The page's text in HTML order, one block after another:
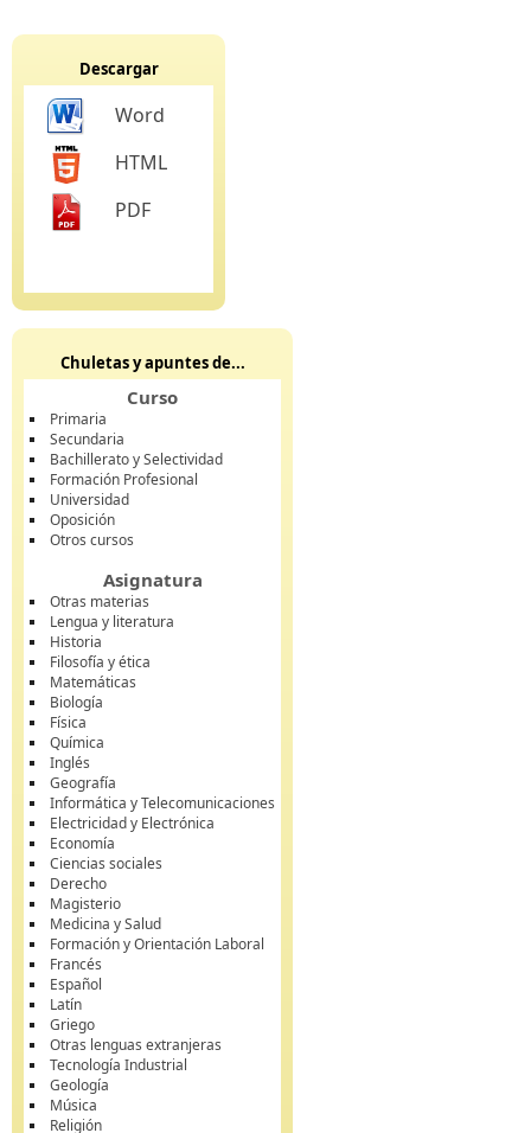
Descargar
Word
HTML
PDF
Chuletas y apuntes de...
Curso
Primaria
Secundaria
Bachillerato y Selectividad
Formación Profesional
Universidad
Oposición
Otros cursos
Asignatura
Otras materias
Lengua y literatura
Historia
Filosofía y ética
Matemáticas
Biología
Física
Química
Inglés
Geografía
Informática y Telecomunicaciones
Electricidad y Electrónica
Economía
Ciencias sociales
Derecho
Magisterio
Medicina y Salud
Formación y Orientación Laboral
Francés
Español
Latín
Griego
Otras lenguas extranjeras
Tecnología Industrial
Geología
Música
Religión